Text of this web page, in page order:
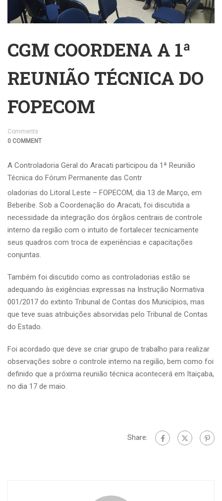
CGM COORDENA A 1ª
REUNIÃO TÉCNICA DO
FOPECOM
Comments
0 COMMENT
A Controladoria Geral do Aracati participou da 1ª Reunião
Técnica do Fórum Permanente das Contr
oladorias do Litoral Leste – FOPECOM, dia 13 de Março, em
Beberibe. Sob a Coordenação do Aracati, foi discutida a
necessidade da integração dos órgãos centrais de controle
interno da região com o intuito de fortalecer tecnicamente
seus quadros com troca de experiências e capacitações
conjuntas.
Também foi discutido como as controladorias estão se
adequando às exigências expressas na Instrução Normativa
001/2017 do extinto Tribunal de Contas dos Municípios, mas
que teve suas atribuições absorvidas pelo Tribunal de Contas
do Estado.
Foi acordado que deve se criar grupo de trabalho para realizar
observações sobre o controle interno na região, bem como foi
definido que a próxima reunião técnica acontecerá em Itaiçaba,
no dia 17 de maio.
Share: